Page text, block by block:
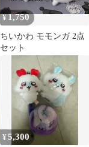
¥1,750
ちいかわ モモンガ 2点
セット
¥5,300